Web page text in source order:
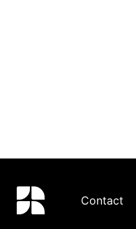
Startseite
Contact